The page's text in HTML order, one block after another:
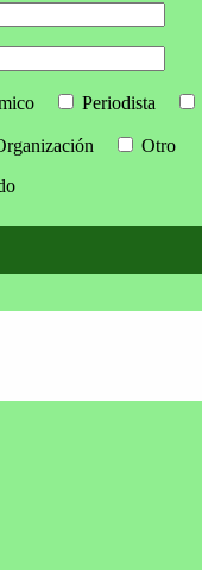
Periodista
Otro